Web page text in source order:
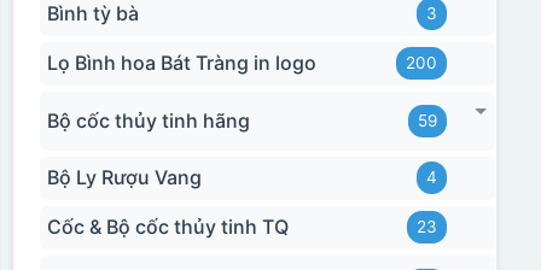
Bình tỳ bà 3
Lọ Bình hoa Bát Tràng in logo 200
Bộ cốc thủy tinh hãng 59
Bộ Ly Rượu Vang 4
Cốc & Bộ cốc thủy tinh TQ 23